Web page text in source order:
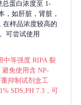
总蛋白浓度至 1-
，如肝脏，肾脏，
在样品浓度较高的
可尝试使用
中等强度 RIPA 裂
避免使用含 NP-
抑制试剂盒工
SDS,PH 7.3，可